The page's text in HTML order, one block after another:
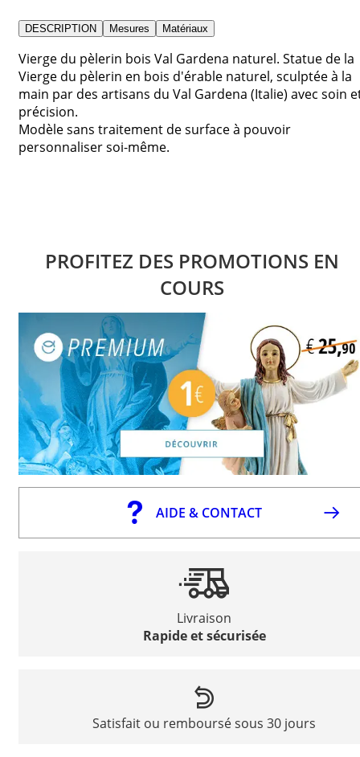
DESCRIPTION Mesures Matériaux
Vierge du pèlerin bois Val Gardena naturel. Statue de la
Vierge du pèlerin en bois d'érable naturel, sculptée à la
main par des artisans du Val Gardena (Italie) avec soin
précision.
Modèle sans traitement de surface à pouvoir
personnaliser soi-même.
PROFITEZ DES PROMOTIONS EN
COURS
AIDE & CONTACT
Livraison
Rapide et sécurisée
Satisfait ou remboursé sous 30 jours